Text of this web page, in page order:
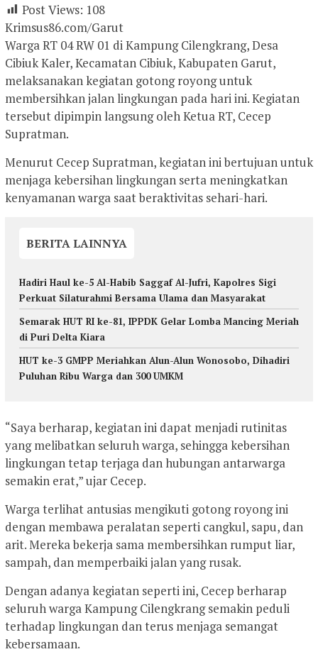
Post Views: 108
Krimsus86.com/Garut
Warga RT 04 RW 01 di Kampung Cilengkrang, Desa
Cibiuk Kaler, Kecamatan Cibiuk, Kabupaten Garut,
melaksanakan kegiatan gotong royong untuk
membersihkan jalan lingkungan pada hari ini. Kegiatan
tersebut dipimpin langsung oleh Ketua RT, Cecep
Supratman.
Menurut Cecep Supratman, kegiatan ini bertujuan untuk
menjaga kebersihan lingkungan serta meningkatkan
kenyamanan warga saat beraktivitas sehari-hari.
BERITA LAINNYA
Hadiri Haul ke-5 Al-Habib Saggaf Al-Jufri, Kapolres Sigi
Perkuat Silaturahmi Bersama Ulama dan Masyarakat
Semarak HUT RI ke-81, IPPDK Gelar Lomba Mancing Meriah
di Puri Delta Kiara
HUT ke-3 GMPP Meriahkan Alun-Alun Wonosobo, Dihadiri
Puluhan Ribu Warga dan 300 UMKM
“Saya berharap, kegiatan ini dapat menjadi rutinitas
yang melibatkan seluruh warga, sehingga kebersihan
lingkungan tetap terjaga dan hubungan antarwarga
semakin erat,” ujar Cecep.
Warga terlihat antusias mengikuti gotong royong ini
dengan membawa peralatan seperti cangkul, sapu, dan
arit. Mereka bekerja sama membersihkan rumput liar,
sampah, dan memperbaiki jalan yang rusak.
Dengan adanya kegiatan seperti ini, Cecep berharap
seluruh warga Kampung Cilengkrang semakin peduli
terhadap lingkungan dan terus menjaga semangat
kebersamaan.